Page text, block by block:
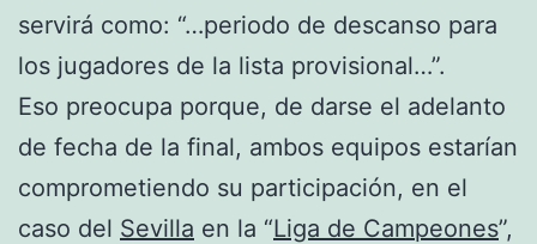
servirá como: “…periodo de descanso para
los jugadores de la lista provisional…”.
Eso preocupa porque, de darse el adelanto
de fecha de la final, ambos equipos estarían
comprometiendo su participación, en el
caso del Sevilla en la “Liga de Campeones”,